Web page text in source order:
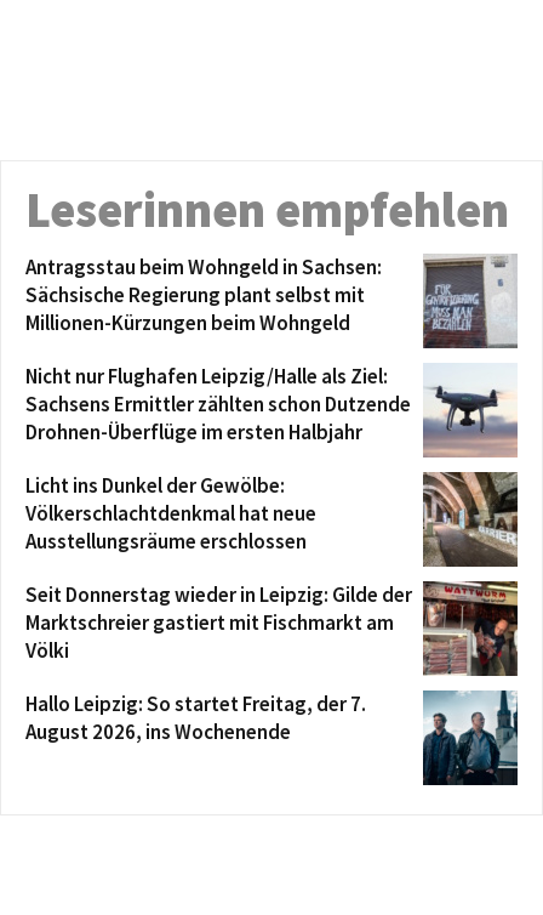
Leserinnen empfehlen
Antragsstau beim Wohngeld in Sachsen:
Sächsische Regierung plant selbst mit
Millionen-Kürzungen beim Wohngeld
Nicht nur Flughafen Leipzig/Halle als Ziel:
Sachsens Ermittler zählten schon Dutzende
Drohnen-Überflüge im ersten Halbjahr
Licht ins Dunkel der Gewölbe:
Völkerschlachtdenkmal hat neue
Ausstellungsräume erschlossen
Seit Donnerstag wieder in Leipzig: Gilde der
Marktschreier gastiert mit Fischmarkt am
Völki
Hallo Leipzig: So startet Freitag, der 7.
August 2026, ins Wochenende